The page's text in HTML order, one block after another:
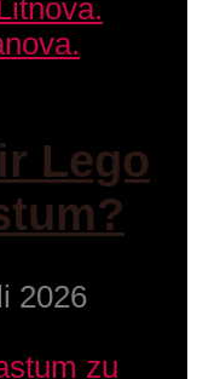
Lego
2026